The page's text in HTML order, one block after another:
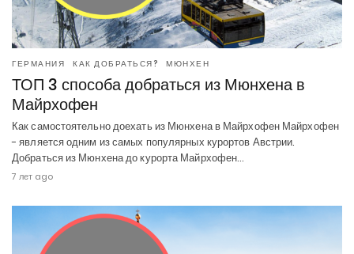
ГЕРМАНИЯ КАК ДОБРАТЬСЯ? МЮНХЕН
ТОП 3 способа добраться из Мюнхена в
Майрхофен
Как самостоятельно доехать из Мюнхена в Майрхофен Майрхофен
- является одним из самых популярных курортов Австрии.
Добраться из Мюнхена до курорта Майрхофен…
7 лет ago